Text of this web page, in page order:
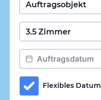
Flexibles Datum